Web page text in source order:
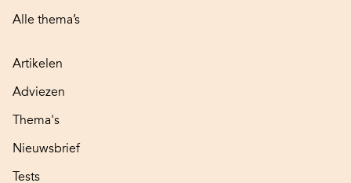
Alle thema’s
Artikelen
Adviezen
Thema's
Nieuwsbrief
Tests